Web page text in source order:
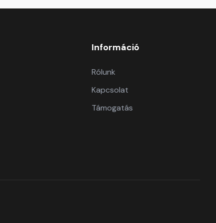
Információ
Rólunk
Kapcsolat
Támogatás